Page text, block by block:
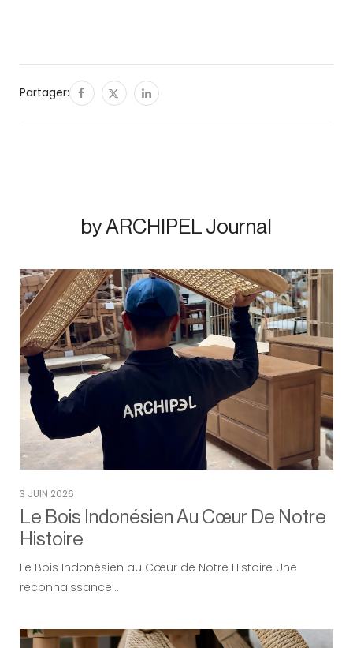
Partager:
by ARCHIPEL Journal
3 JUIN 2026
Le Bois Indonésien Au Cœur De Notre
Histoire
Le Bois Indonésien au Cœur de Notre Histoire Une
reconnaissance…